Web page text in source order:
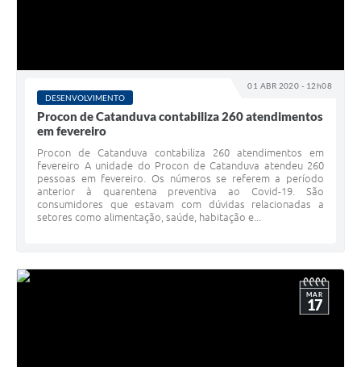
01 ABR 2020 - 12h08
DESENVOLVIMENTO
Procon de Catanduva contabiliza 260 atendimentos
em fevereiro
Procon de Catanduva contabiliza 260 atendimentos em
fevereiro A unidade do Procon de Catanduva atendeu 260
pessoas em fevereiro. Os números se referem a período
anterior à quarentena preventiva ao Covid-19. São
consumidores que estavam com dúvidas relacionadas a
setores como alimentação, saúde, habitação e...
MAR
17